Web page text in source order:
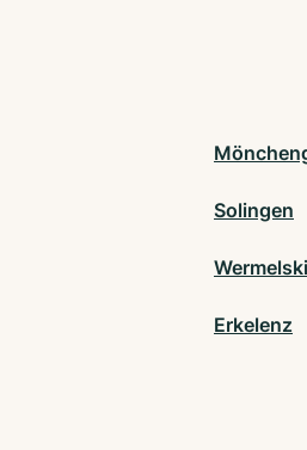
Solingen
Erkelenz